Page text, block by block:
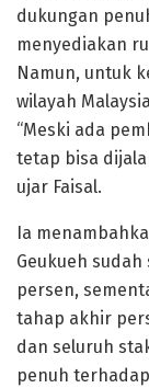
dukungan
menyediakan
Namun, untuk
wilayah
“Meski ada
tetap bisa
ujar Faisal.
Ia
Geukueh
persen,
tahap akhir
dan seluruh
penuh